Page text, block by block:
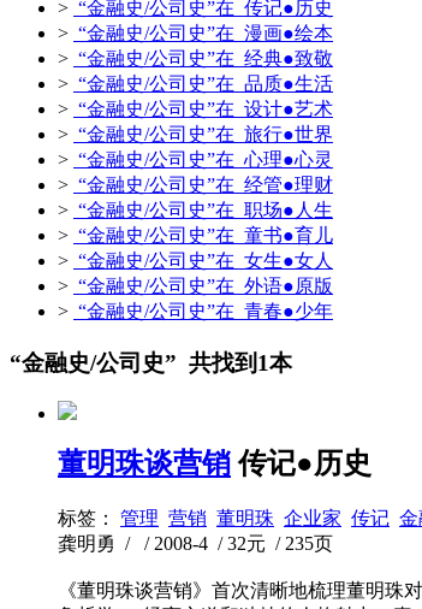
> “金融史/公司史”在 传记●历史
> “金融史/公司史”在 漫画●绘本
> “金融史/公司史”在 经典●致敬
> “金融史/公司史”在 品质●生活
> “金融史/公司史”在 设计●艺术
> “金融史/公司史”在 旅行●世界
> “金融史/公司史”在 心理●心灵
> “金融史/公司史”在 经管●理财
> “金融史/公司史”在 职场●人生
> “金融史/公司史”在 童书●育儿
> “金融史/公司史”在 女生●女人
> “金融史/公司史”在 外语●原版
> “金融史/公司史”在 青春●少年
“金融史/公司史” 共找到1本
董明珠谈营销 传记●历史
标签： 管理 营销 董明珠 企业家 传记 金
龚明勇 / / 2008-4 / 32元 / 235页
《董明珠谈营销》首次清晰地梳理董明